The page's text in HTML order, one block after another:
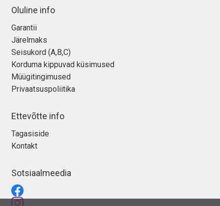
Oluline info
Garantii
Järelmaks
Seisukord (A,B,C)
Korduma kippuvad küsimused
Müügitingimused
Privaatsuspoliitika
Ettevõtte info
Tagasiside
Kontakt
Sotsiaalmeedia